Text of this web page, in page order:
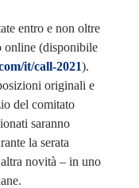
entro e non oltre
(disponibile
it/call-2021).
originali e
del comitato
saranno
la serata
novità – in uno